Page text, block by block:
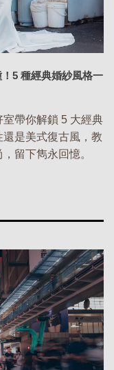
5 種經典婚紗風格一
帶你解鎖 5 大經典
是美式復古風，教
留下雋永回憶。